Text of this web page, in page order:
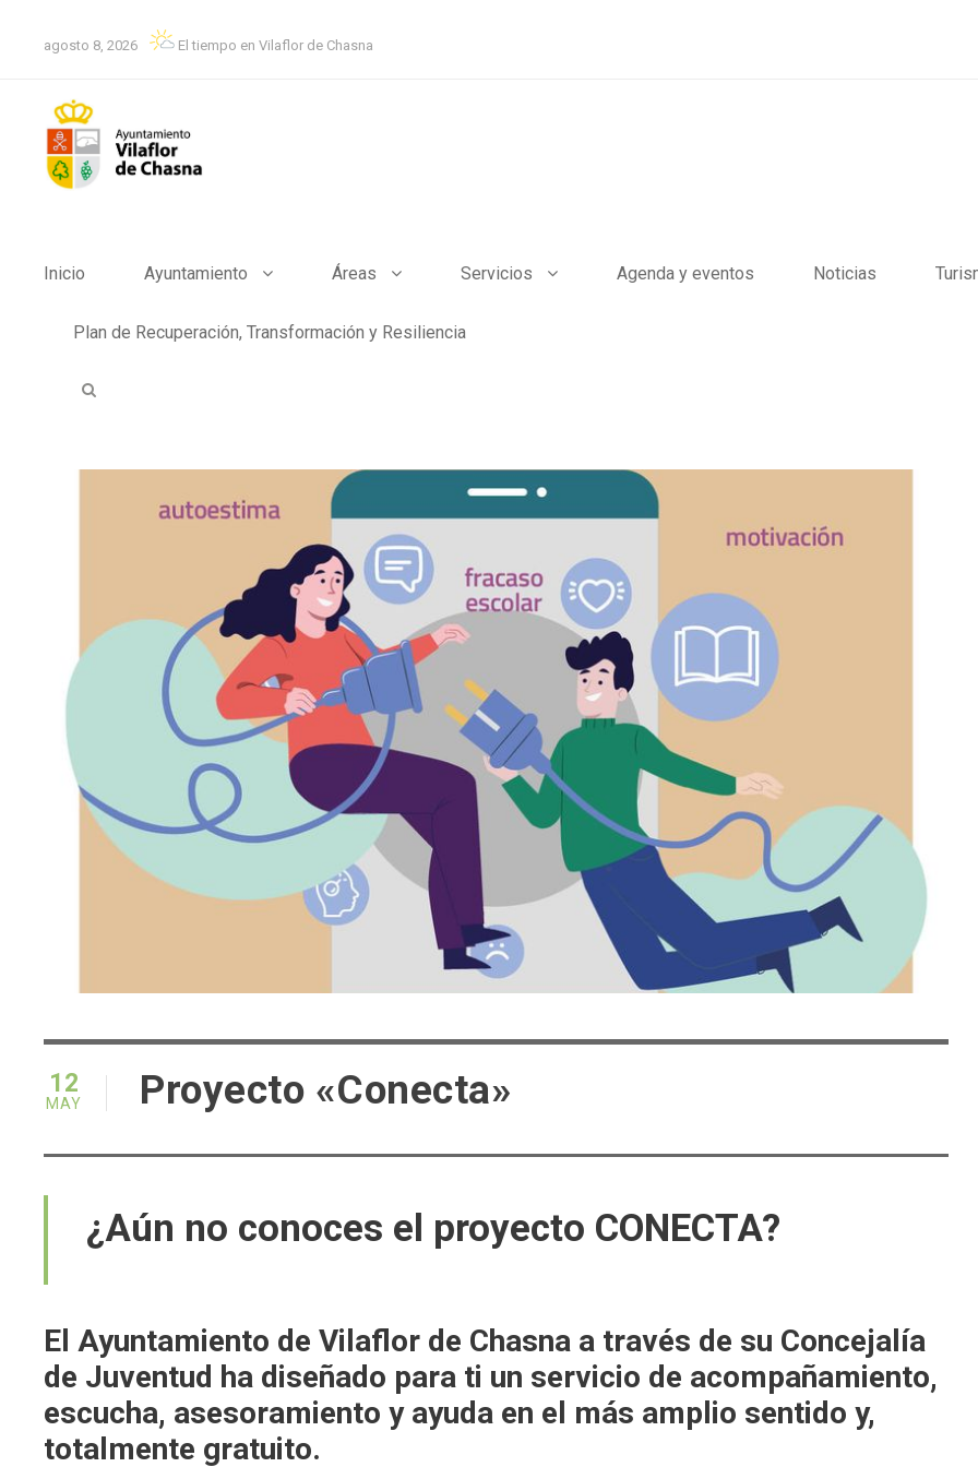
agosto 8, 2026 El tiempo en Vilaflor de Chasna
Inicio Ayuntamiento Áreas Servicios Agenda y eventos Noticias
Plan de Recuperación, Transformación y Resiliencia
12
MAY Proyecto «Conecta»
¿Aún no conoces el proyecto CONECTA?
El Ayuntamiento de Vilaflor de Chasna a través de su Concejalía
de Juventud ha diseñado para ti un servicio de acompañamiento,
escucha, asesoramiento y ayuda en el más amplio sentido y,
totalmente gratuito.